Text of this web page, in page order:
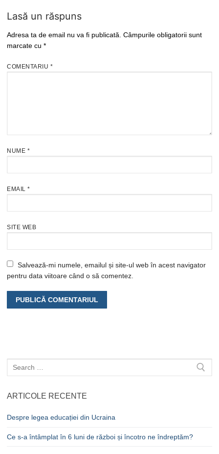
Lasă un răspuns
Adresa ta de email nu va fi publicată. Câmpurile obligatorii sunt
marcate cu *
COMENTARIU *
NUME *
EMAIL *
SITE WEB
Salvează-mi numele, emailul și site-ul web în acest navigator
pentru data viitoare când o să comentez.
Caută
după:
ARTICOLE RECENTE
Despre legea educației din Ucraina
Ce s-a întâmplat în 6 luni de război și încotro ne îndreptăm?